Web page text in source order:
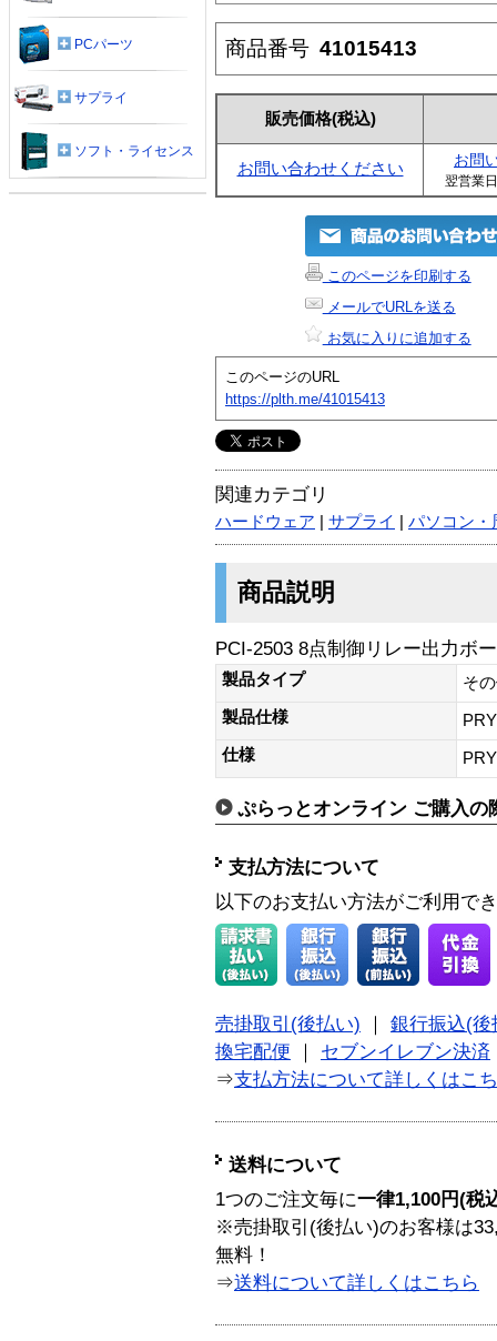
商品番号 41015413
販売価格(税込)
お問い合わせください お問
翌営業
このページを印刷する
メールでURLを送る
お気に入りに追加する
このページのURL
https://plth.me/41015413
関連カテゴリ
ハードウェア サプライ パソコン・
商品説明
PCI-2503 8点制御リレー出力ボ
製品タイプ
そ
製品仕様
仕様
ぷらっとオンライン ご購入の
支払方法について
以下のお支払い方法がご利用で
売掛取引(後払い)
銀行振込(後
換宅配便
セブンイレブン決済
⇒支払方法について詳しくはこ
送料について
1つのご注文毎に一律1,100円(税
※売掛取引(後払い)のお客様は
無料！
⇒送料について詳しくはこちら
PCパーツ
サプライ
ソフト・ライセンス